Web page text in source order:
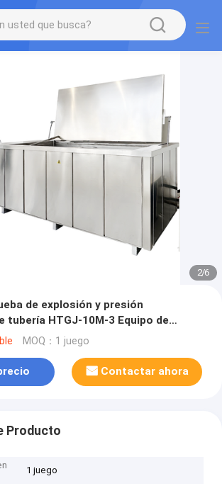
2/6
de explosión y presión
tubería HTGJ-10M-3 Equipo de
de presión de tubería de PVC
MOQ：1 juego
Contactar ahora
Producto
1 juego